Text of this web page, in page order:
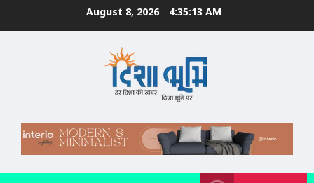
August 8, 2026 4:35:14 AM